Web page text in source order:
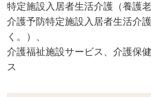
特定施設入居者生活介護（養護
介護予防特定施設入居者生活介
く。）、
介護福祉施設サービス、介護保
ス